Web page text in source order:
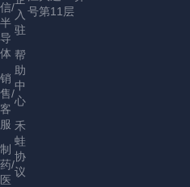
信/
半
导
体
销
售/
客
服
制
药/
医
入
驻
帮
助
中
心
禾
蛙
协
议
号第11层